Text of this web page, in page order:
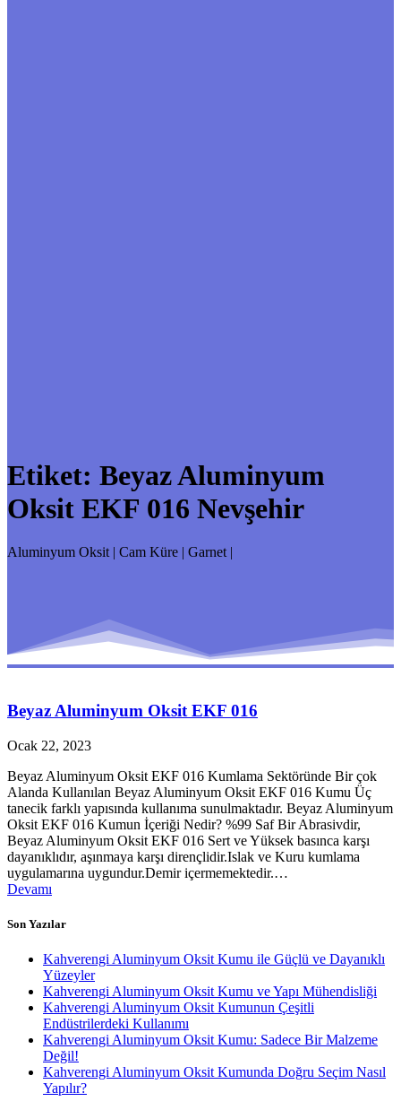
Etiket: Beyaz Aluminyum
Oksit EKF 016 Nevşehir
Aluminyum Oksit | Cam Küre | Garnet |
Beyaz Aluminyum Oksit EKF 016
Ocak 22, 2023
Beyaz Aluminyum Oksit EKF 016 Kumlama Sektöründe Bir çok
Alanda Kullanılan Beyaz Aluminyum Oksit EKF 016 Kumu Üç
tanecik farklı yapısında kullanıma sunulmaktadır. Beyaz Aluminyum
Oksit EKF 016 Kumun İçeriği Nedir? %99 Saf Bir Abrasivdir,
Beyaz Aluminyum Oksit EKF 016 Sert ve Yüksek basınca karşı
dayanıklıdır, aşınmaya karşı dirençlidir.Islak ve Kuru kumlama
uygulamarına uygundur.Demir içermemektedir.…
Devamı
Son Yazılar
Kahverengi Aluminyum Oksit Kumu ile Güçlü ve Dayanıklı
Yüzeyler
Kahverengi Aluminyum Oksit Kumu ve Yapı Mühendisliği
Kahverengi Aluminyum Oksit Kumunun Çeşitli
Endüstrilerdeki Kullanımı
Kahverengi Aluminyum Oksit Kumu: Sadece Bir Malzeme
Değil!
Kahverengi Aluminyum Oksit Kumunda Doğru Seçim Nasıl
Yapılır?